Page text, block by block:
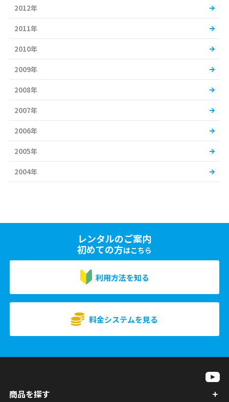
2012年
2011年
2010年
2009年
2008年
2007年
2006年
2005年
2004年
レンタルのご案内
初めての方はこちら
利用方法を知る
料金システムを見る
商品を探す